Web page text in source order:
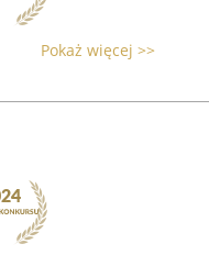
Pokaż więcej >>